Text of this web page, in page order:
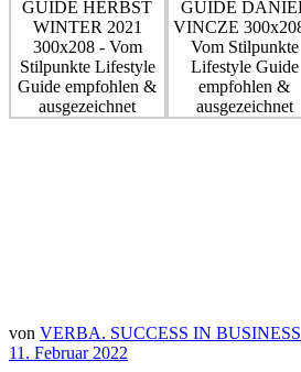
von VERBA. SUCCESS IN BUSINESS
11. Februar 2022